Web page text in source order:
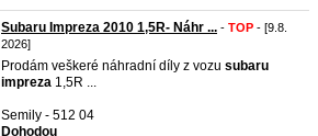
Subaru Impreza 2010 1,5R- Náhr ... - TOP - [9.8.
2026]
Prodám veškeré náhradní díly z vozu subaru
impreza 1,5R ...
Semily - 512 04
Dohodou